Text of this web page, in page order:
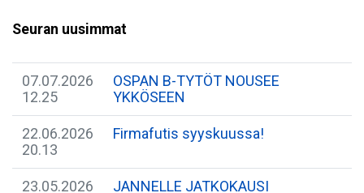
Seuran uusimmat
07.07.2026
12.25
​OSPAN B-TYTÖT NOUSEE
YKKÖSEEN
22.06.2026
20.13
Firmafutis syyskuussa!
23.05.2026
​JANNELLE JATKOKAUSI